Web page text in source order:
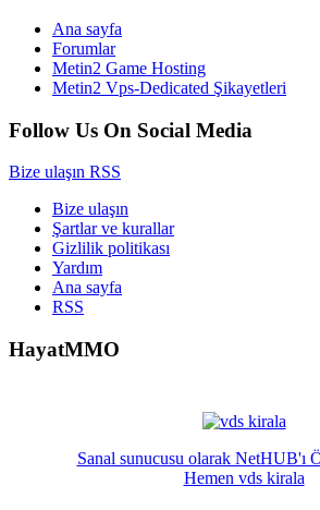
Ana sayfa
Forumlar
Metin2 Game Hosting
Metin2 Vps-Dedicated Şikayetleri
Follow Us On Social Media
Bize ulaşın RSS
Bize ulaşın
Şartlar ve kurallar
Gizlilik politikası
Yardım
Ana sayfa
RSS
HayatMMO
Sanal sunucusu olarak NetHUB'ı
Hemen vds kirala